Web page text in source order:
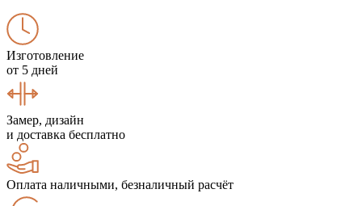
Изготовление
от 5 дней
Замер, дизайн
и доставка бесплатно
Оплата наличными, безналичный расчёт